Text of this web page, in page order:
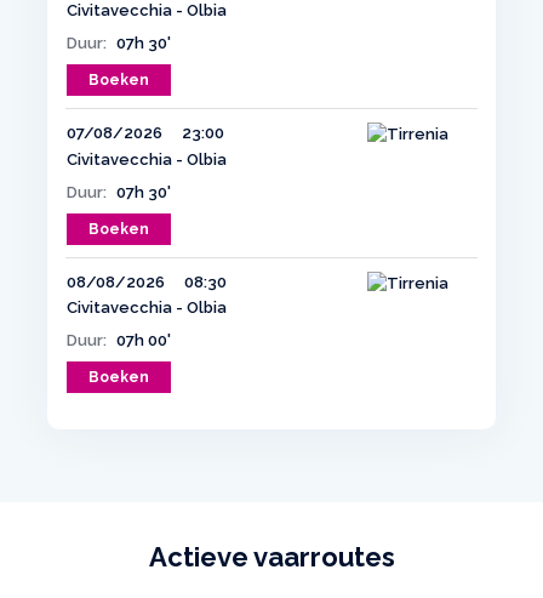
Civitavecchia - Olbia
Duur: 07h 30'
Boeken
07/08/2026
23:00
Civitavecchia - Olbia
Duur: 07h 30'
Boeken
08/08/2026
08:30
Civitavecchia - Olbia
Duur: 07h 00'
Boeken
Actieve vaarroutes